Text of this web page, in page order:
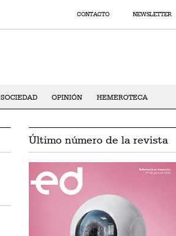
CONTACTO NEWSLETTER
OPINIÓN HEMEROTECA
Último número de la revista